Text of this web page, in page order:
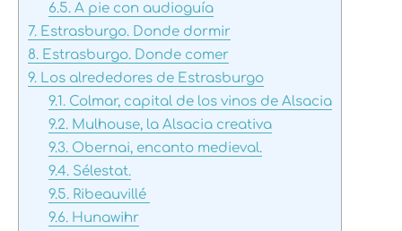
6.5.A pie con audioguía
7. Estrasburgo. Donde dormir
8. Estrasburgo. Donde comer
9. Los alrededores de Estrasburgo
9.1.Colmar, capital de los vinos de Alsacia
9.2.Mulhouse, la Alsacia creativa
9.3.Obernai, encanto medieval.
9.4.Sélestat.
9.5.Ribeauvillé
9.6.Hunawihr